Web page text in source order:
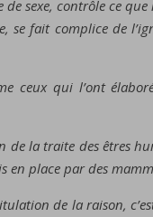
sexe, contrôle ce
se fait complice de
ceux qui l’ont
la traite des êtres
en place par des
de la raison,